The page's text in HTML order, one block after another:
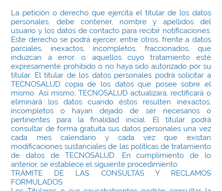
La petición o derecho que ejercita el titular de los datos
personales, debe contener, nombre y apellidos del
usuario y los datos de contacto para recibir notificaciones.
Este derecho se podrá ejercer, entre otros, frente a datos
parciales, inexactos, incompletos, fraccionados, que
induzcan a error, o aquellos cuyo tratamiento esté
expresamente prohibido o no haya sido autorizado por su
titular. El titular de los datos personales podrá solicitar a
TECNOSALUD copia de los datos que posee sobre el
mismo. Así mismo, TECNOSALUD actualizará, rectificará o
eliminará los datos cuando éstos resulten inexactos,
incompletos o hayan dejado de ser necesarios o
pertinentes para la finalidad inicial. El titular podrá
consultar de forma gratuita sus datos personales una vez
cada mes calendario y cada vez que existan
modificaciones sustanciales de las políticas de tratamiento
de datos de TECNOSALUD. En cumplimiento de lo
anterior, se establece el siguiente procedimiento:
TRÁMITE DE LAS CONSULTAS Y RECLAMOS
FORMULADOS